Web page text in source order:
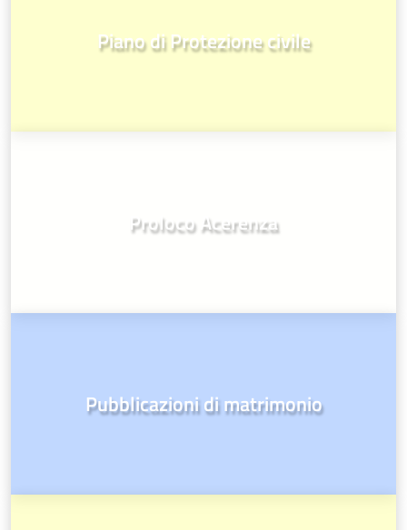
Piano di Protezione civile
Proloco Acerenza
Pubblicazioni di matrimonio